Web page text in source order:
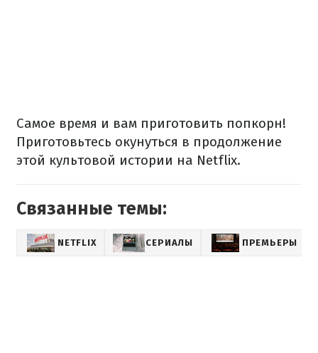
Самое время и вам приготовить попкорн!
Приготовьтесь окунуться в продолжение
этой культовой истории на Netflix.
Связанные темы:
NETFLIX СЕРИАЛЫ ПРЕМЬЕРЫ